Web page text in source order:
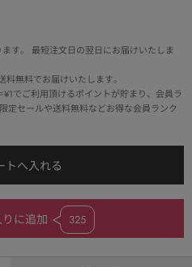
す。 最短注文日の翌日にお届けいたしま
料無料でお届けいたします。
でご利用頂けるポイントが貯まり、会員ラ
定セールや送料無料などお得な会員ランク
に追加 325